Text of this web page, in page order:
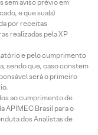
sem aviso prévio em
e que sua(s)
por receitas
realizadas pela XP
e pelo cumprimento
sendo que, caso constem
será o primeiro
ao cumprimento de
APIMEC Brasil para o
dos Analistas de